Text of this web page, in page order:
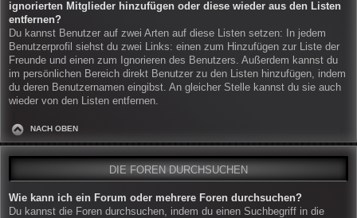
ignorierten Mitglieder hinzufügen oder diese wieder aus den Listen
entfernen?
Du kannst Benutzer auf zwei Arten auf diese Listen setzen: In jedem
Benutzerprofil siehst du zwei Links: einen zum Hinzufügen zur Liste der
Freunde und einen zum Ignorieren des Benutzers. Außerdem kannst du
im persönlichen Bereich direkt Benutzer zu den Listen hinzufügen, indem
du deren Benutzernamen eingibst. An gleicher Stelle kannst du sie auch
wieder von den Listen entfernen.
NACH OBEN
DIE FOREN DURCHSUCHEN
Wie kann ich ein Forum oder mehrere Foren durchsuchen?
Du kannst die Foren durchsuchen, indem du einen Suchbegriff in die